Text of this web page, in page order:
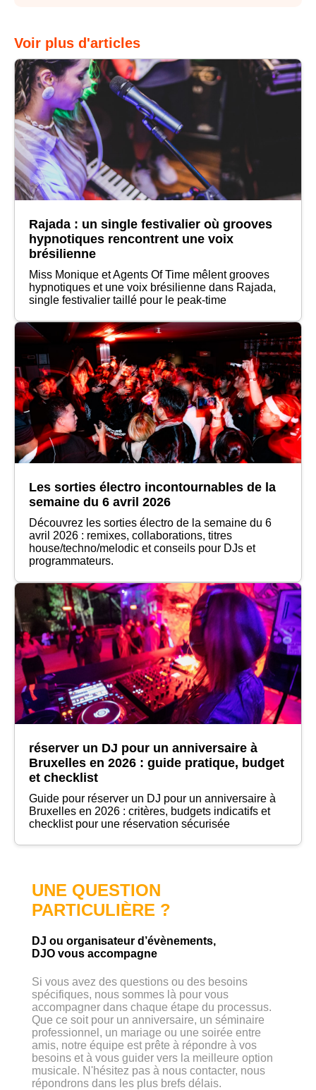
Voir plus d'articles
Rajada : un single festivalier où grooves
hypnotiques rencontrent une voix
brésilienne
Miss Monique et Agents Of Time mêlent grooves
hypnotiques et une voix brésilienne dans Rajada,
single festivalier taillé pour le peak-time
Les sorties électro incontournables de la
semaine du 6 avril 2026
Découvrez les sorties électro de la semaine du 6
avril 2026 : remixes, collaborations, titres
house/techno/melodic et conseils pour DJs et
programmateurs.
réserver un DJ pour un anniversaire à
Bruxelles en 2026 : guide pratique, budget
et checklist
Guide pour réserver un DJ pour un anniversaire à
Bruxelles en 2026 : critères, budgets indicatifs et
checklist pour une réservation sécurisée
UNE QUESTION
PARTICULIÈRE ?
DJ ou organisateur d’évènements,
DJO vous accompagne
Si vous avez des questions ou des besoins
spécifiques, nous sommes là pour vous
accompagner dans chaque étape du processus.
Que ce soit pour un anniversaire, un séminaire
professionnel, un mariage ou une soirée entre
amis, notre équipe est prête à répondre à vos
besoins et à vous guider vers la meilleure option
musicale. N'hésitez pas à nous contacter, nous
répondrons dans les plus brefs délais.